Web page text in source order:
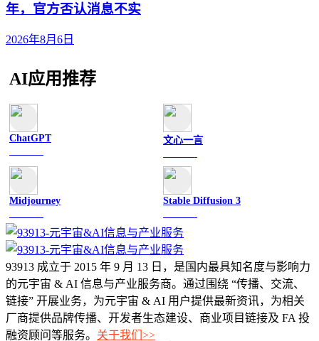
年，官方否认消息不实
2026年8月6日
AI应用推荐
ChatGPT 文心一言
Midjourney Stable Diffusion 3
93913 成立于 2015 年 9 月 13 日，是国内最具知名度与影响力
的元宇宙 & AI 信息与产业服务商。通过围绕 “传播、交流、
链接” 开展业务，为元宇宙 & AI 用户提供最新资讯，为相关
厂商提供品牌传播、开发者生态建设、商业项目链接及 FA 投
融资顾问等服务。 关于我们>>